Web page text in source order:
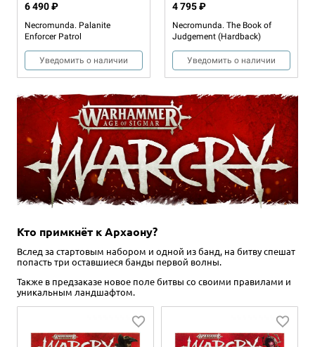
Necromunda. Palanite
Enforcer Patrol
6 490 ₽
Уведомить о наличии
Necromunda. The Book of
Judgement (Hardback)
4 795 ₽
Уведомить о наличии
Кто примкнёт к Архаону?
Вслед за стартовым набором и одной из банд, на битву спешат
попасть три оставшиеся банды первой волны.
Также в предзаказе новое поле битвы со своими правилами и
уникальным ландшафтом.